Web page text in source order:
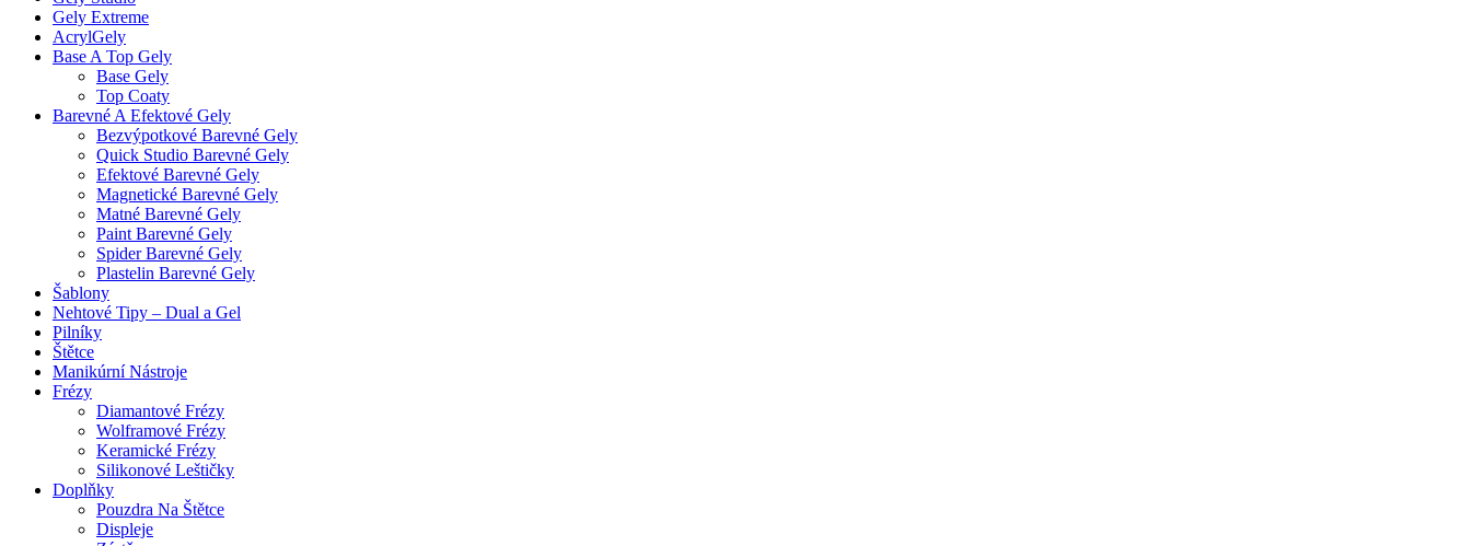
Gely Extreme
AcrylGely
Base A Top Gely
Base Gely
Top Coaty
Barevné A Efektové Gely
Bezvýpotkové Barevné Gely
Quick Studio Barevné Gely
Efektové Barevné Gely
Magnetické Barevné Gely
Matné Barevné Gely
Paint Barevné Gely
Spider Barevné Gely
Plastelin Barevné Gely
Šablony
Nehtové Tipy – Dual a Gel
Pilníky
Štětce
Manikúrní Nástroje
Frézy
Diamantové Frézy
Wolframové Frézy
Keramické Frézy
Silikonové Leštičky
Doplňky
Pouzdra Na Štětce
Displeje